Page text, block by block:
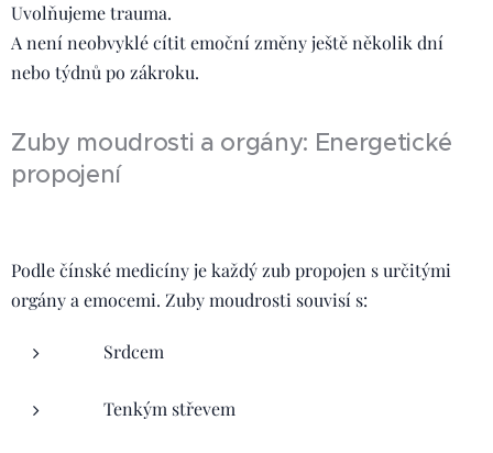
Uvolňujeme trauma.
A není neobvyklé cítit emoční změny ještě několik dní
nebo týdnů po zákroku.
Zuby moudrosti a orgány: Energetické
propojení
Podle čínské medicíny je každý zub propojen s určitými
orgány a emocemi. Zuby moudrosti souvisí s:
❤️ Srdcem
🌱 Tenkým střevem